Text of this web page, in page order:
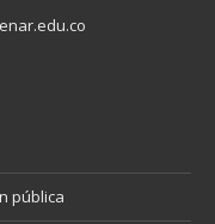
pública